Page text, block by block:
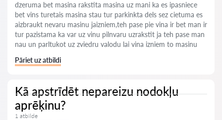
dzeruma bet masina rakstita masina uz mani ka es ipasniece
bet vins turetais masina stau tur parkinkta dels sez cietuma es
aizbraukt nevaru masinu jaizniem,teh pase pie vina ir bet man ir
tur pazistama ka var uz vinu pilnvaru uzrakstit ja teh pase man
nau un parltukot uz zviedru valodu lai vina izniem to masinu
Pāriet uz atbildi
Kā apstrīdēt nepareizu nodokļu
aprēķinu?
1 atbilde